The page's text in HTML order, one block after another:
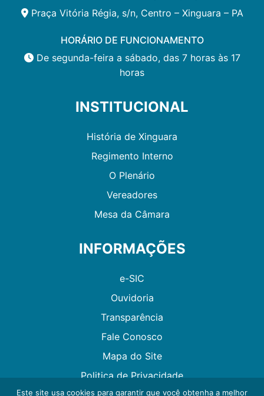
Praça Vitória Régia, s/n, Centro – Xinguara – PA
HORÁRIO DE FUNCIONAMENTO
De segunda-feira a sábado, das 7 horas às 17
horas
INSTITUCIONAL
História de Xinguara
Regimento Interno
O Plenário
Vereadores
Mesa da Câmara
INFORMAÇÕES
e-SIC
Ouvidoria
Transparência
Fale Conosco
Mapa do Site
Politica de Privacidade
Este site usa cookies para garantir que você obtenha a melhor